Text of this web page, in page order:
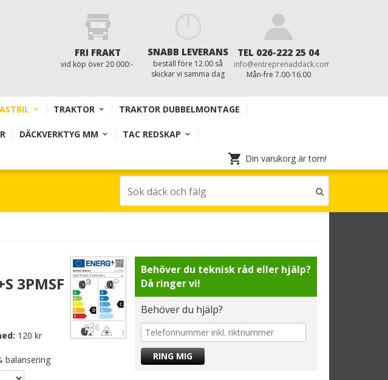
FRI FRAKT
vid köp över 20 000:-
SNABB LEVERANS
beställ före 12.00 så
skickar vi samma dag
TEL 026-222 25 04
info@entreprenaddack.com
Mån-fre 7.00-16.00
TRAKTOR TRAKTOR DUBBELMONTAGE
DÄCKVERKTYG MM TAC REDSKAP
Din varukorg är tom!
Behöver du teknisk råd eller hjälp?
Då ringer vi!
Behöver du hjälp?
3PMSF
120 kr
balansering